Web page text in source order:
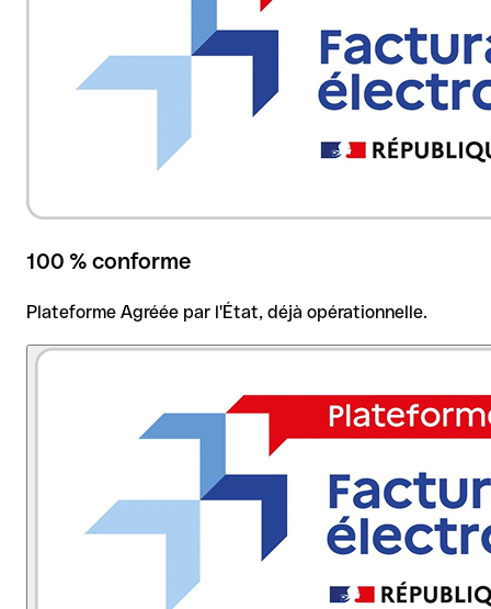
100 % conforme
Plateforme Agréée par l'État, déjà opérationnelle.